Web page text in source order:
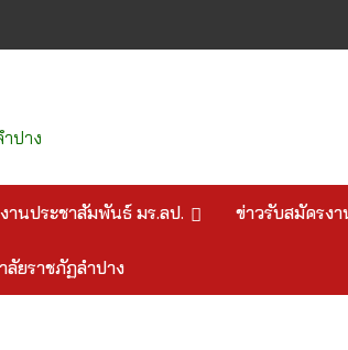
ปาง
งานประชาสัมพันธ์ มร.ลป. ข่าวรับสมัครงา
ยราชภัฏลำปาง